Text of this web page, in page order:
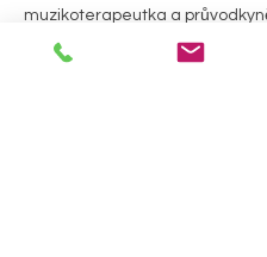
muzikoterapeutka a
šamanských bubnů a výuce
další hudební nástroje. Tvoří